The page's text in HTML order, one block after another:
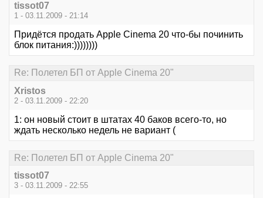
tissot07
1 - 03.11.2009 - 21:14
Придётся продать Apple Cinema 20 что-бы починить
блок питания:))))))))
Re: Полетел БП от Apple Cinema 20"
Xristos
2 - 03.11.2009 - 22:20
1: он новый стоит в штатах 40 баков всего-то, но
ждать несколько недель не вариант (
Re: Полетел БП от Apple Cinema 20"
tissot07
3 - 03.11.2009 - 22:55